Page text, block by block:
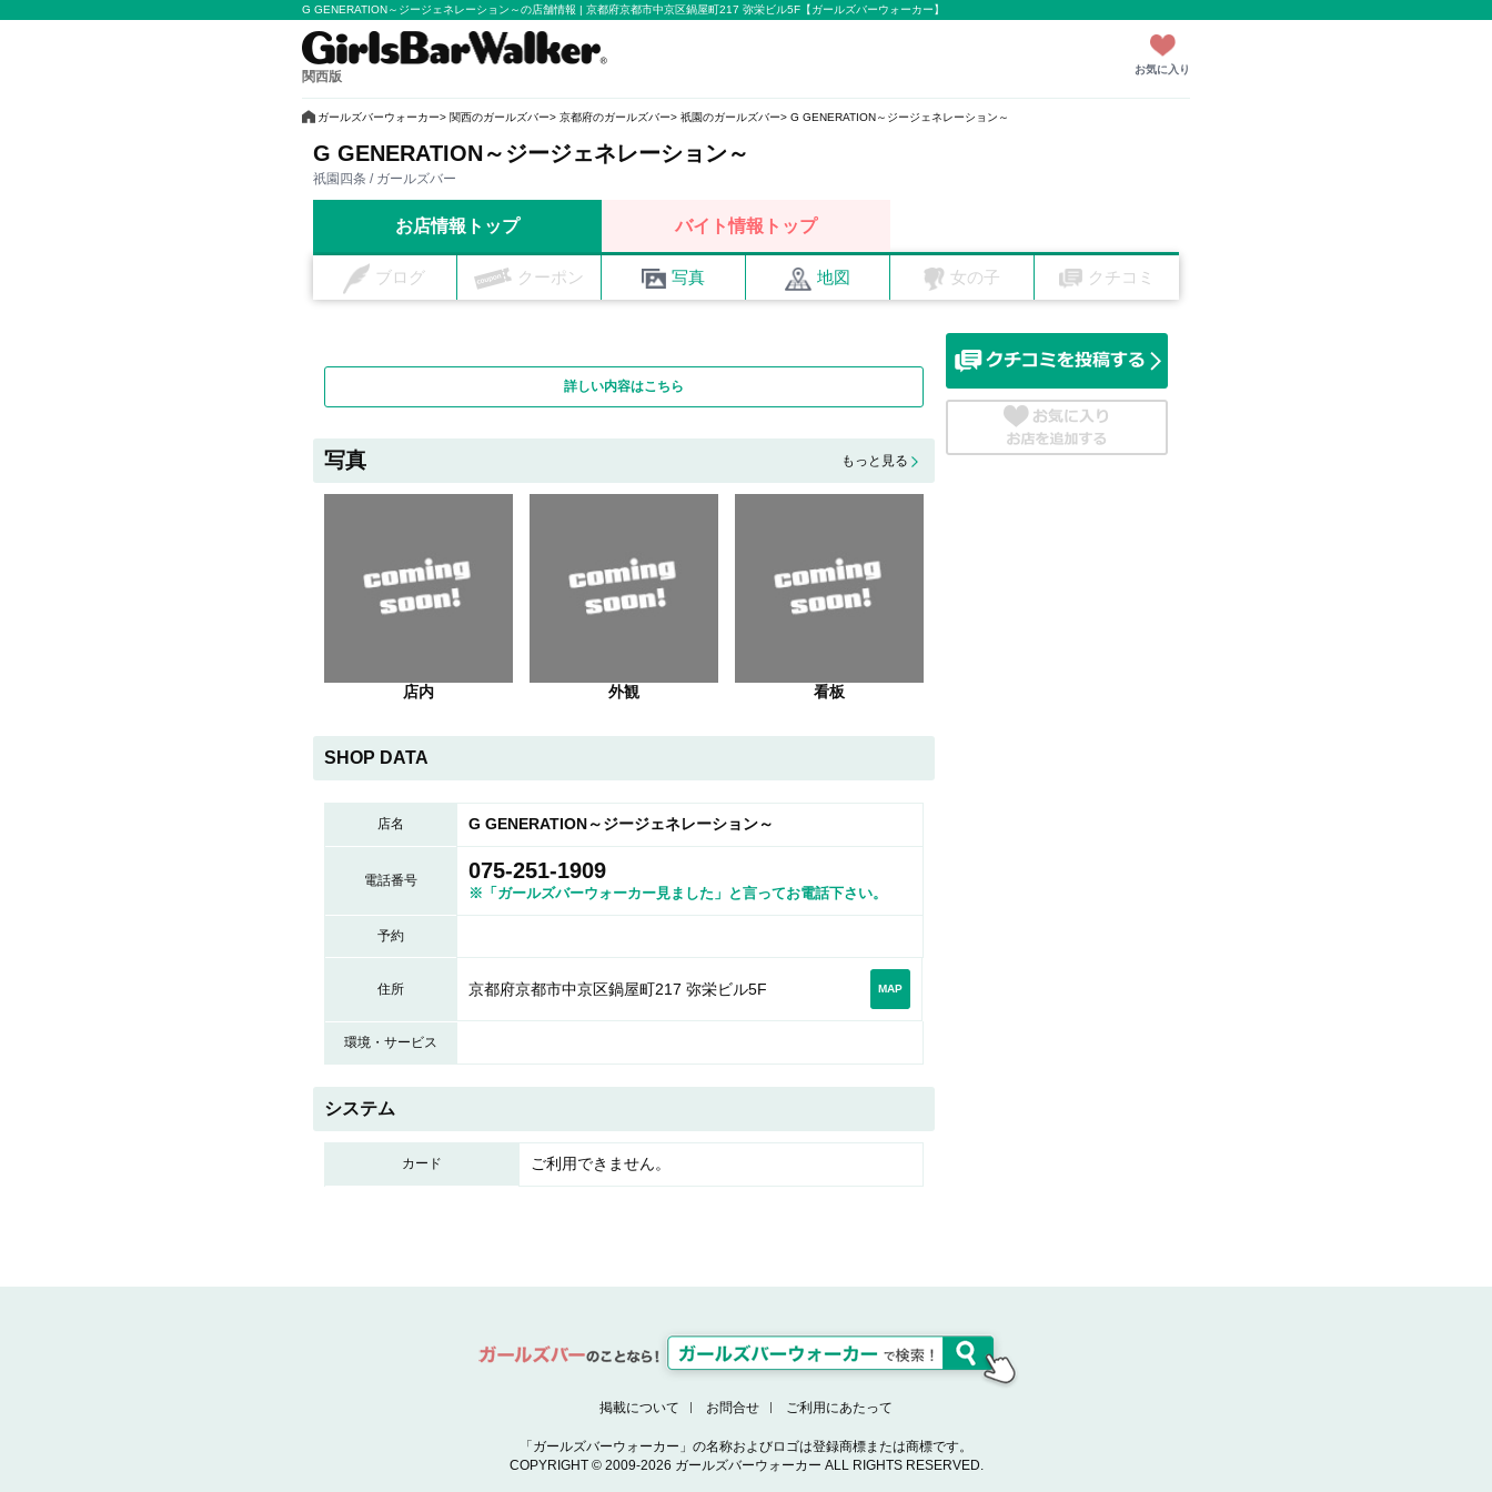
G GENERATION～ジージェネレーション～の店舗情報 | 京都府京都市中京区鍋屋町217 弥栄ビル5F【ガールズバーウォーカー】
関西版 お気に入り
ガールズバーウォーカー 関西のガールズバー 京都府のガールズバー 祇園のガールズバー G GENERATION～ジージェネレーション～
G GENERATION～ジージェネレーション～
祇園四条 / ガールズバー
お店情報トップ バイト情報トップ
ブログ クーポン 写真 地図 女の子 クチコミ
詳しい内容はこちら
写真 もっと見る
店内 外観 看板
SHOP DATA
店名 G GENERATION～ジージェネレーション～
電話番号 075-251-1909
※「ガールズバーウォーカー見ました」と言ってお電話下さい。
予約
住所 京都府京都市中京区鍋屋町217 弥栄ビル5F MAP
環境・サービス
システム
カード ご利用できません。
掲載について お問合せ ご利用にあたって
「ガールズバーウォーカー」の名称およびロゴは登録商標または商標です。
COPYRIGHT © 2009-2026 ガールズバーウォーカー ALL RIGHTS RESERVED.